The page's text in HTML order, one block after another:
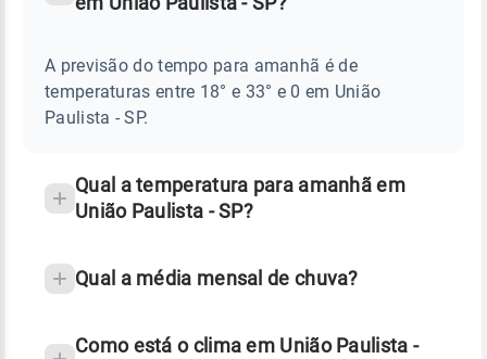
PAULISTA
Perguntas
sobre
chuva
A previsão do tempo para amanhã é de
temperaturas entre 18° e 33° e 0 em União
Paulista - SP.
Qual a temperatura para amanhã em
União Paulista - SP?
Qual a média mensal de chuva?
Como está o clima em União Paulista -